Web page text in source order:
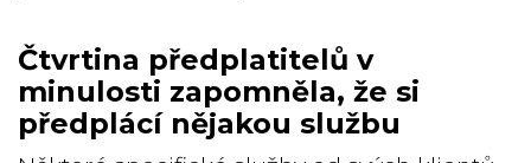
Čtvrtina předplatitelů v
minulosti zapomněla, že si
předplácí nějakou službu